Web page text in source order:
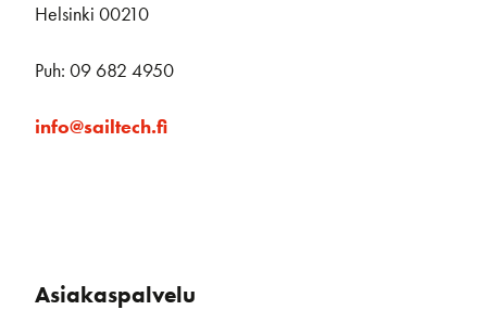
Helsinki 00210
Puh: 09 682 4950
info@sailtech.fi
Asiakaspalvelu